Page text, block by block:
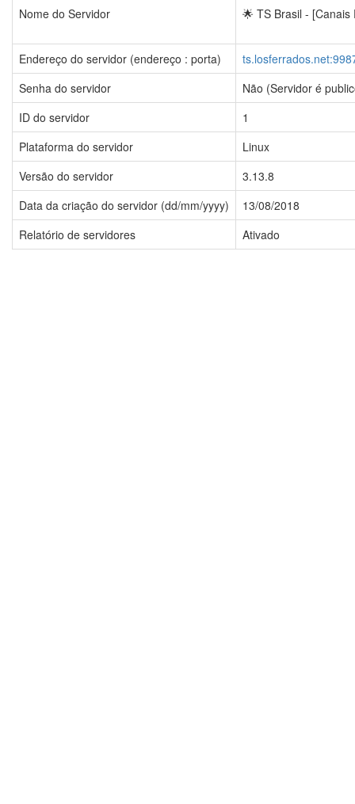
Nome do Servidor 🌟 TS Brasil -
Endereço do servidor (endereço : porta)
Senha do servidor
Não (Servidor é
ID do servidor
1
Plataforma do servidor
Linux
Versão do servidor
3.13.8
Data da criação do servidor (dd/mm/yyyy)
13/08/2018
Relatório de servidores
Ativado